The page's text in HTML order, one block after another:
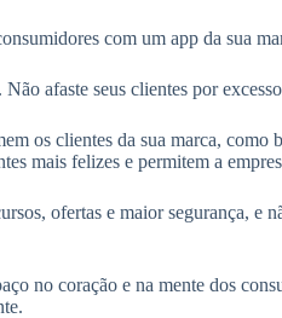
com um app da sua
afaste seus clientes por
os clientes da sua marca,
mais felizes e permitem a
ofertas e maior segurança, e
no coração e na mente dos